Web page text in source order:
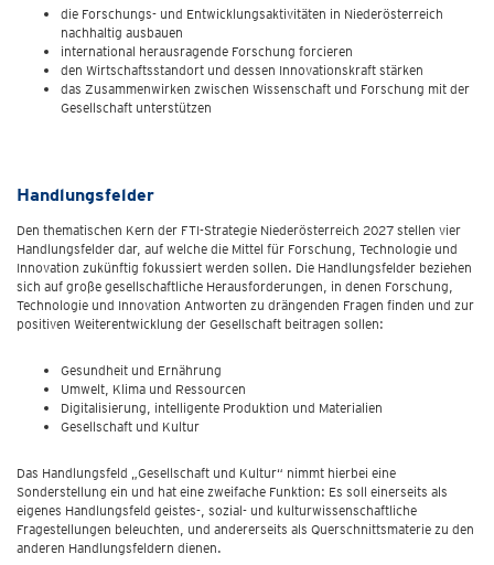
die Forschungs- und Entwicklungsaktivitäten in Niederösterreich
nachhaltig ausbauen
international herausragende Forschung forcieren
den Wirtschaftsstandort und dessen Innovationskraft stärken
das Zusammenwirken zwischen Wissenschaft und Forschung mit der
Gesellschaft unterstützen
Handlungsfelder
Den thematischen Kern der FTI-Strategie Niederösterreich 2027 stellen vier
Handlungsfelder dar, auf welche die Mittel für Forschung, Technologie und
Innovation zukünftig fokussiert werden sollen. Die Handlungsfelder beziehen
sich auf große gesellschaftliche Herausforderungen, in denen Forschung,
Technologie und Innovation Antworten zu drängenden Fragen finden und zur
positiven Weiterentwicklung der Gesellschaft beitragen sollen:
Gesundheit und Ernährung
Umwelt, Klima und Ressourcen
Digitalisierung, intelligente Produktion und Materialien
Gesellschaft und Kultur
Das Handlungsfeld „Gesellschaft und Kultur“ nimmt hierbei eine
Sonderstellung ein und hat eine zweifache Funktion: Es soll einerseits als
eigenes Handlungsfeld geistes-, sozial- und kulturwissenschaftliche
Fragestellungen beleuchten, und andererseits als Querschnittsmaterie zu den
anderen Handlungsfeldern dienen.